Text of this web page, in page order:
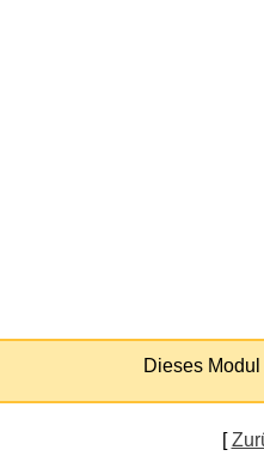
Dieses